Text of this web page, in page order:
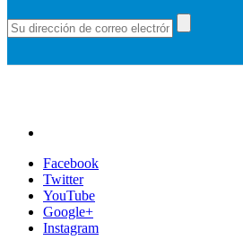
Facebook
Twitter
YouTube
Google+
Instagram